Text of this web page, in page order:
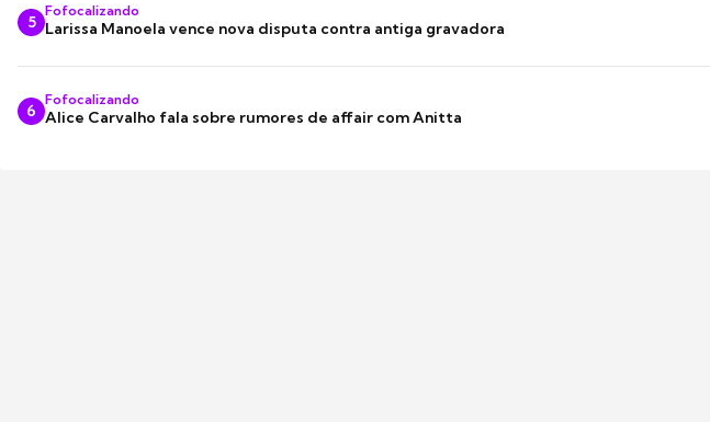
5
Fofocalizando
Larissa Manoela vence nova disputa contra antiga gravadora
6
Fofocalizando
Alice Carvalho fala sobre rumores de affair com Anitta